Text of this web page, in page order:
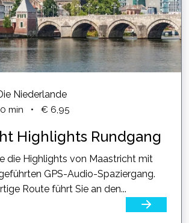
Niederlande
min • € 6,95
Highlights Rundgang
die Highlights von Maastricht mit
GPS-Audio-Spaziergang.
Route führt Sie an den...